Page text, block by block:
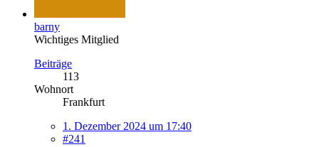
barny
Wichtiges Mitglied
Beiträge
113
Wohnort
Frankfurt
1. Dezember 2024 um 17:40
#241